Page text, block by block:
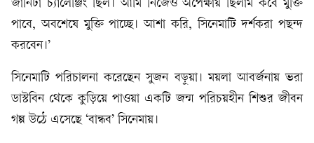
জার্নিটা চ্যালেঞ্জিং ছিল। আমি নিজেও অপেক্ষায় ছিলাম কবে মুক্তি
পাবে, অবশেষে মুক্তি পাচ্ছে। আশা করি, সিনেমাটি দর্শকরা পছন্দ
করবেন।’
সিনেমাটি পরিচালনা করেছেন সুজন বড়ুয়া। ময়লা আবর্জনায় ভরা
ডাস্টবিন থেকে কুড়িয়ে পাওয়া একটি জন্ম পরিচয়হীন শিশুর জীবন
গল্প উঠে এসেছে ‘বান্ধব’ সিনেমায়।